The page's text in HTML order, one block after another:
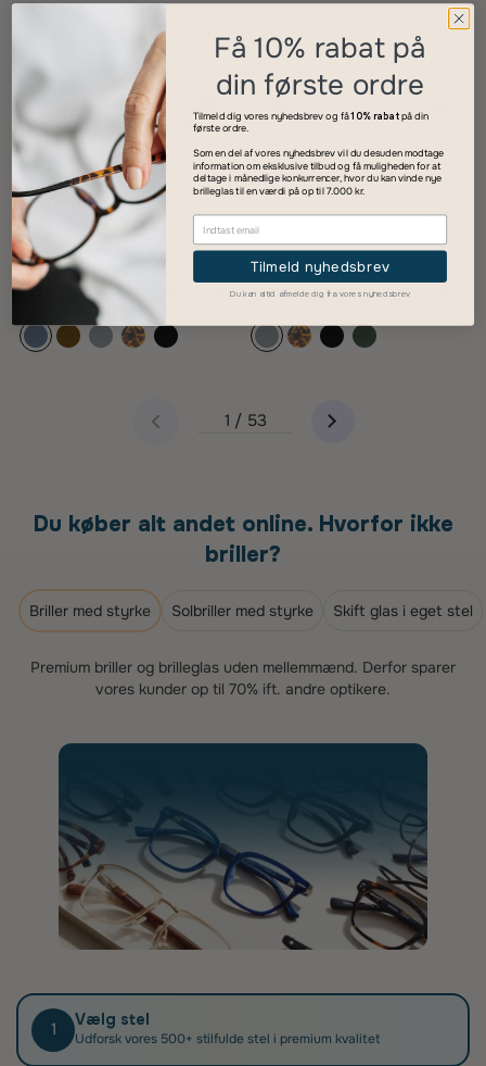
299 kr.599 kr.
Solennea - Transparent blå
-50%
299 kr.599 kr.
Aurélien - Transparent grå
Forrige 1 / 53 Næste
Du køber alt andet online. Hvorfor ikke
briller?
Briller med styrke Solbriller med styrke Skift glas i eget stel
Premium briller og brilleglas uden mellemmænd. Derfor sparer
vores kunder op til 70% ift. andre optikere.
1 Vælg stel
Udforsk vores 500+ stilfulde stel i premium kvalitet
Få 10% rabat på
din første ordre
Tilmeld dig vores nyhedsbrev og få10% rabatpå din
første ordre.
Som en del af vores nyhedsbrev vil du desuden modtage
information om eksklusive tilbud og få muligheden for at
deltage i månedlige konkurrencer, hvor du kan vinde nye
brilleglas til en værdi på op til 7.000 kr.
Tilmeld nyhedsbrev
Du kan altid afmelde dig fra vores nyhedsbrev